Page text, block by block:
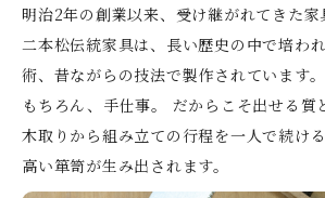
明治2年の創業以来、受け継がれてきた家
二本松伝統家具は、長い歴史の中で培わ
術、昔ながらの技法で製作されています。
もちろん、手仕事。 だからこそ出せる質
木取りから組み立ての行程を一人で続け
高い箪笥が生み出されます。